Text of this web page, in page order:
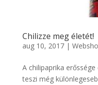
Chilizze meg életét!
aug 10, 2017|
A chilipaprika
teszi még